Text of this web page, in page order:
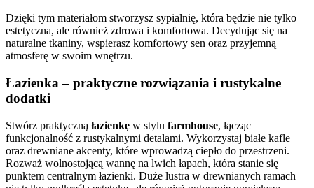
Dzięki tym materiałom stworzysz sypialnię, która będzie nie tylko
estetyczna, ale również zdrowa i komfortowa. Decydując się na
naturalne tkaniny, wspierasz komfortowy sen oraz przyjemną
atmosferę w swoim wnętrzu.
Łazienka – praktyczne rozwiązania i rustykalne
dodatki
Stwórz praktyczną łazienkę w stylu farmhouse, łącząc
funkcjonalność z rustykalnymi detalami. Wykorzystaj białe kafle
oraz drewniane akcenty, które wprowadzą ciepło do przestrzeni.
Rozważ wolnostojącą wannę na lwich łapach, która stanie się
punktem centralnym łazienki. Duże lustra w drewnianych ramach